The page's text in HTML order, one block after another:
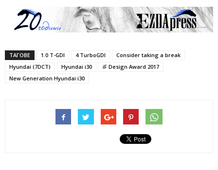
ТАГОВЕ 1.0 T-GDI 4 TurboGDI
Consider taking a break
Hyundai (7DCT)
Hyundai i30
iF Design Award 2017
New Generation Hyundai i30